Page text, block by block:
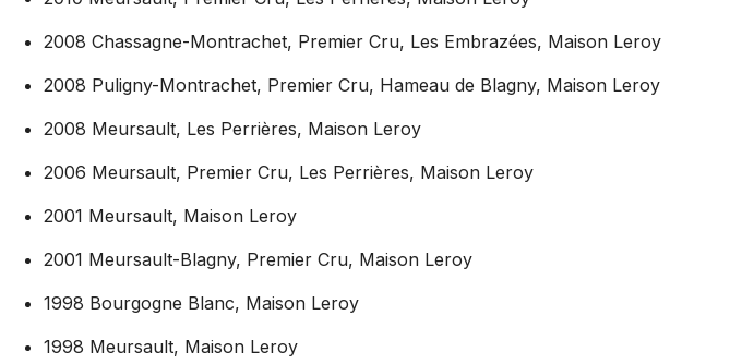
2008 Chassagne-Montrachet, Premier Cru, Les Embrazées, Maison Leroy
2008 Puligny-Montrachet, Premier Cru, Hameau de Blagny, Maison Leroy
2008 Meursault, Les Perrières, Maison Leroy
2006 Meursault, Premier Cru, Les Perrières, Maison Leroy
2001 Meursault, Maison Leroy
2001 Meursault-Blagny, Premier Cru, Maison Leroy
1998 Bourgogne Blanc, Maison Leroy
1998 Meursault, Maison Leroy